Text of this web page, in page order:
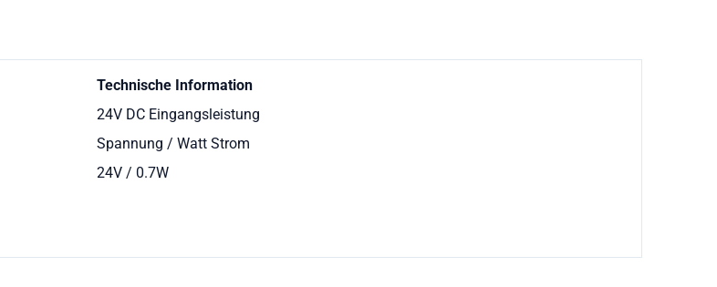
Technische Information
24V DC Eingangsleistung
Spannung / Watt Strom
24V / 0.7W